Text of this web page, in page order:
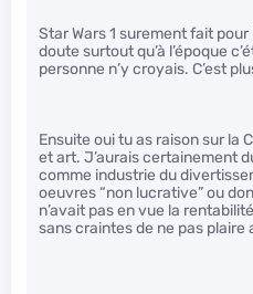
Star Wars 1 surement fait
doute surtout qu’à l’époque
personne n’y croyais. C’est
Ensuite oui tu as raison sur la
et art. J’aurais certainement
comme industrie du
oeuvres “non lucrative” ou
n’avait pas en vue la
sans craintes de ne pas plaire